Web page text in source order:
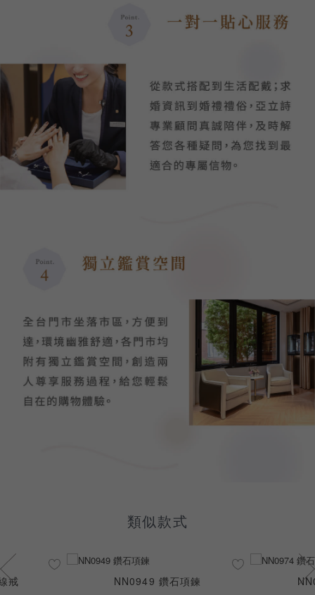
類似款式
戒 NN0949 鑽石項鍊